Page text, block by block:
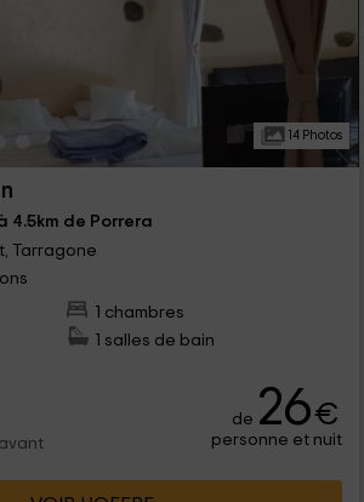
14 Photos
4.5km de Porrera
Tarragone
1 chambres
1 salles de bain
de 26€
personne et nuit